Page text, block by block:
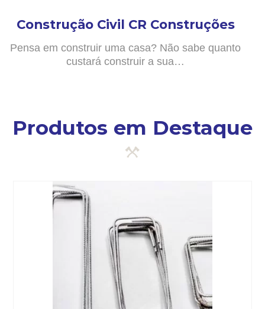
Construção Civil CR Construções
Pensa em construir uma casa? Não sabe quanto
custará construir a sua…
Produtos em Destaque